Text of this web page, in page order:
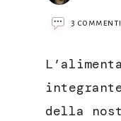
3 commenti
della